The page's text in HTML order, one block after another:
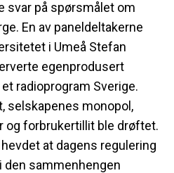
svar på spørsmålet om
En av paneldeltakerne
i Umeå Stefan
egenprodusert
radioprogram Sverige.
selskapenes monopol,
og forbrukertillit ble drøftet.
at dagens regulering
den sammenhengen